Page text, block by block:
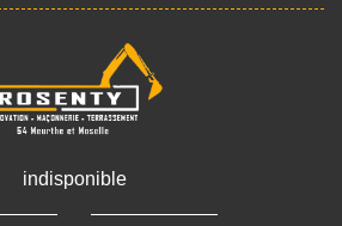
indisponible